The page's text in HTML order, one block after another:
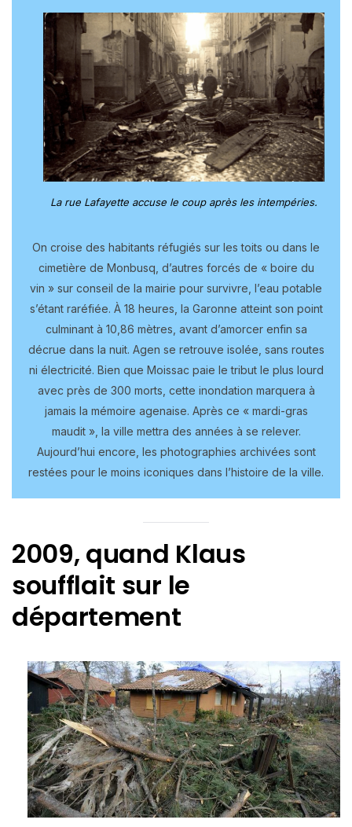
La rue Lafayette accuse le coup après les intempéries.
On croise des habitants réfugiés sur les toits ou dans le
cimetière de Monbusq, d’autres forcés de « boire du
vin » sur conseil de la mairie pour survivre, l’eau potable
s’étant raréfiée. À 18 heures, la Garonne atteint son point
culminant à 10,86 mètres, avant d’amorcer enfin sa
décrue dans la nuit. Agen se retrouve isolée, sans routes
ni électricité. Bien que Moissac paie le tribut le plus lourd
avec près de 300 morts, cette inondation marquera à
jamais la mémoire agenaise. Après ce « mardi-gras
maudit », la ville mettra des années à se relever.
Aujourd’hui encore, les photographies archivées sont
restées pour le moins iconiques dans l’histoire de la ville.
2009, quand Klaus
soufflait sur le
département